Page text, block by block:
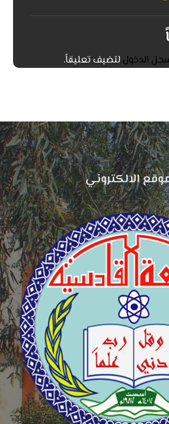
الدخول لتضيف تعليقاً.
الالكتروني